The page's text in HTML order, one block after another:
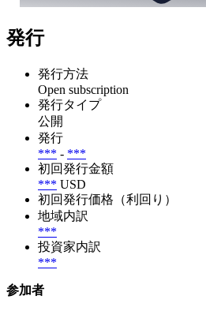
発行
発行方法
Open subscription
発行タイプ
公開
発行
*** - ***
初回発行金額
*** USD
初回発行価格（利回り）
地域内訳
***
投資家内訳
***
参加者